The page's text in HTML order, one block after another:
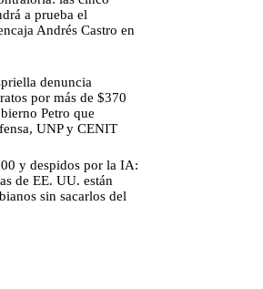
a prueba el
Andrés Castro en
denuncia
por más de $370
Petro que
UNP y CENIT
y despidos por la IA:
de EE. UU. están
sin sacarlos del